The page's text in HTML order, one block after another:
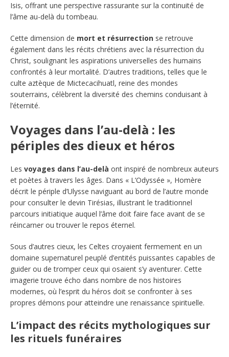
Isis, offrant une perspective rassurante sur la continuité de
l’âme au-delà du tombeau.
Cette dimension de mort et résurrection se retrouve
également dans les récits chrétiens avec la résurrection du
Christ, soulignant les aspirations universelles des humains
confrontés à leur mortalité. D’autres traditions, telles que le
culte aztèque de Mictecacihuatl, reine des mondes
souterrains, célèbrent la diversité des chemins conduisant à
l’éternité.
Voyages dans l’au-delà : les
périples des dieux et héros
Les voyages dans l’au-delà ont inspiré de nombreux auteurs
et poètes à travers les âges. Dans « L’Odyssée », Homère
décrit le périple d’Ulysse naviguant au bord de l’autre monde
pour consulter le devin Tirésias, illustrant le traditionnel
parcours initiatique auquel l’âme doit faire face avant de se
réincarner ou trouver le repos éternel.
Sous d’autres cieux, les Celtes croyaient fermement en un
domaine supernaturel peuplé d’entités puissantes capables de
guider ou de tromper ceux qui osaient s’y aventurer. Cette
imagerie trouve écho dans nombre de nos histoires
modernes, où l’esprit du héros doit se confronter à ses
propres démons pour atteindre une renaissance spirituelle.
L’impact des récits mythologiques sur
les rituels funéraires